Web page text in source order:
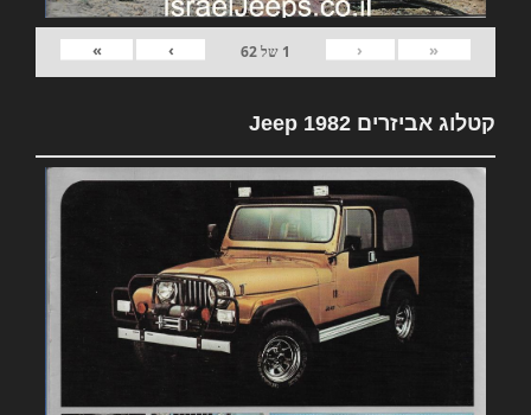
«
‹
1 של62
›
»
קטלוג אביזרים 1982 Jeep